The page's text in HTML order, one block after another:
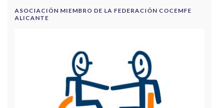
ASOCIACIÓN MIEMBRO DE LA FEDERACIÓN COCEMFE
ALICANTE